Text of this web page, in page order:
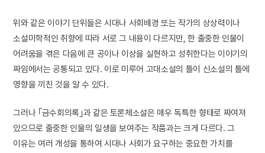
위와 같은 이야기 단위들은 시대나 사회배경 또는 작가의 상상력이나
소설미학적인 취향에 따라 서로 그 내용이 다르지만, 한 출중한 인물이
어려움을 겪은 다음에 큰 공이나 이상을 실현하고 성취한다는 이야기의
짜임에서는 공통되고 있다. 이로 미루어 고대소설의 틀이 신소설의 틀에
영향을 끼친 것을 알 수 있다.
그러나 ｢금수회의록｣과 같은 토론체소설은 매우 독특한 형태로 짜여져
있으므로 출중한 인물의 일생을 보여주는 작품과는 크게 다르다. 그
이유는 여러 개성을 통하여 시대나 사회가 요구하는 중요한 가치를